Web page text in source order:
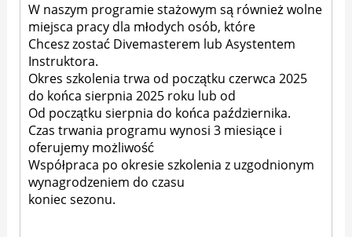
W naszym programie stażowym są również wolne
miejsca pracy dla młodych osób, które
Chcesz zostać Divemasterem lub Asystentem
Instruktora.
Okres szkolenia trwa od początku czerwca 2025
do końca sierpnia 2025 roku lub od
Od początku sierpnia do końca października.
Czas trwania programu wynosi 3 miesiące i
oferujemy możliwość
Współpraca po okresie szkolenia z uzgodnionym
wynagrodzeniem do czasu
koniec sezonu.